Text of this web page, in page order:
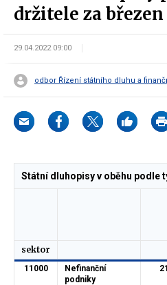
držitele za březen
29.04.2022 09:00
odbor Řízení státního dluhu a
sektor
Státní dluhopisy v oběhu podle
11000
Nefinanční
podniky